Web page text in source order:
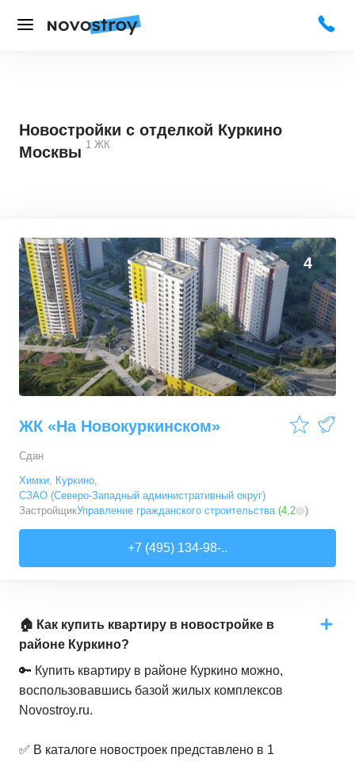
Новостройки с отделкой Куркино
Москвы 1 ЖК
4
ЖК «На Новокуркинском»
Сдан
Химки, Куркино,
СЗАО (Северо-Западный административный округ)
ЗастройщикУправление гражданского строительства (4,2 )
+7 (495) 134-98-..
🏠 Как купить квартиру в новостройке в
районе Куркино?
🔑 Купить квартиру в районе Куркино можно,
воспользовавшись базой жилых комплексов
Novostroy.ru.
✅ В каталоге новостроек представлено в 1